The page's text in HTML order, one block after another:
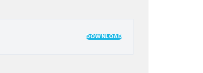
DOWNLOAD